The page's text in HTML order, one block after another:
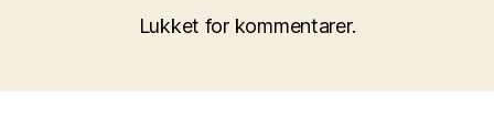
Lukket for kommentarer.